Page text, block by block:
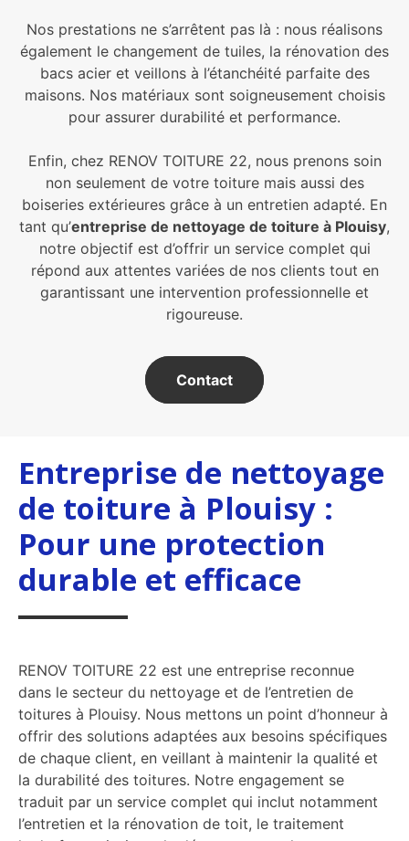
Nos prestations ne s’arrêtent pas là : nous réalisons
également le changement de tuiles, la rénovation des
bacs acier et veillons à l’étanchéité parfaite des
maisons. Nos matériaux sont soigneusement choisis
pour assurer durabilité et performance.
Enfin, chez RENOV TOITURE 22, nous prenons soin
non seulement de votre toiture mais aussi des
boiseries extérieures grâce à un entretien adapté. En
tant qu’entreprise de nettoyage de toiture à Plouisy,
notre objectif est d’offrir un service complet qui
répond aux attentes variées de nos clients tout en
garantissant une intervention professionnelle et
rigoureuse.
Contact
Entreprise de nettoyage
de toiture à Plouisy :
Pour une protection
durable et efficace
RENOV TOITURE 22 est une entreprise reconnue
dans le secteur du nettoyage et de l’entretien de
toitures à Plouisy. Nous mettons un point d’honneur à
offrir des solutions adaptées aux besoins spécifiques
de chaque client, en veillant à maintenir la qualité et
la durabilité des toitures. Notre engagement se
traduit par un service complet qui inclut notamment
l’entretien et la rénovation de toit, le traitement